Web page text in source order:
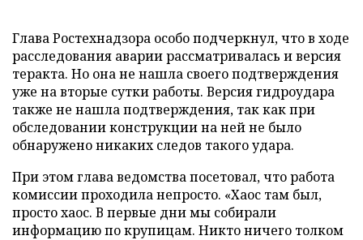
Глава Ростехнадзора особо подчеркнул, что в ходе
расследования аварии рассматривалась и версия
теракта. Но она не нашла своего подтверждения
уже на вторые сутки работы. Версия гидроудара
также не нашла подтверждения, так как при
обследовании конструкции на ней не было
обнаружено никаких следов такого удара.
При этом глава ведомства посетовал, что работа
комиссии проходила непросто. «Хаос там был,
просто хаос. В первые дни мы собирали
информацию по крупицам. Никто ничего толком